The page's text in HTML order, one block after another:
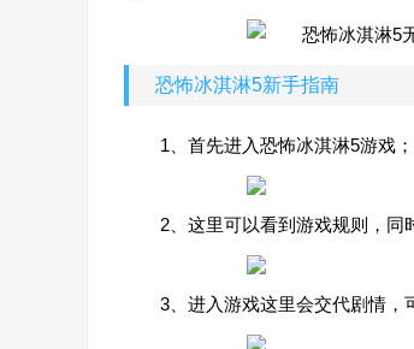
恐怖冰淇淋5新手指南
1、首先进入恐怖冰淇淋5游戏；
2、这里可以看到游戏规则，同
3、进入游戏这里会交代剧情，